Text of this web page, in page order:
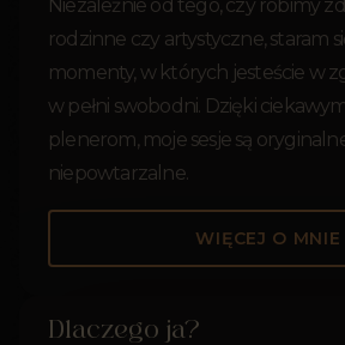
Niezależnie od tego, czy robimy
rodzinne czy artystyczne, staram
momenty, w których jesteście w
w pełni swobodni. Dzięki
plenerom, moje sesje są
niepowtarzalne.
WIĘCEJ O MNIE
Dlaczego ja?